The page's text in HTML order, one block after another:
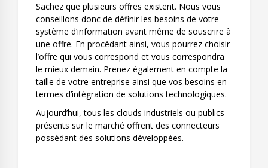
Sachez que plusieurs offres existent. Nous vous
conseillons donc de définir les besoins de votre
système d’information avant même de souscrire à
une offre. En procédant ainsi, vous pourrez choisir
l’offre qui vous correspond et vous correspondra
le mieux demain. Prenez également en compte la
taille de votre entreprise ainsi que vos besoins en
termes d’intégration de solutions technologiques.
Aujourd’hui, tous les clouds industriels ou publics
présents sur le marché offrent des connecteurs
possédant des solutions développées.